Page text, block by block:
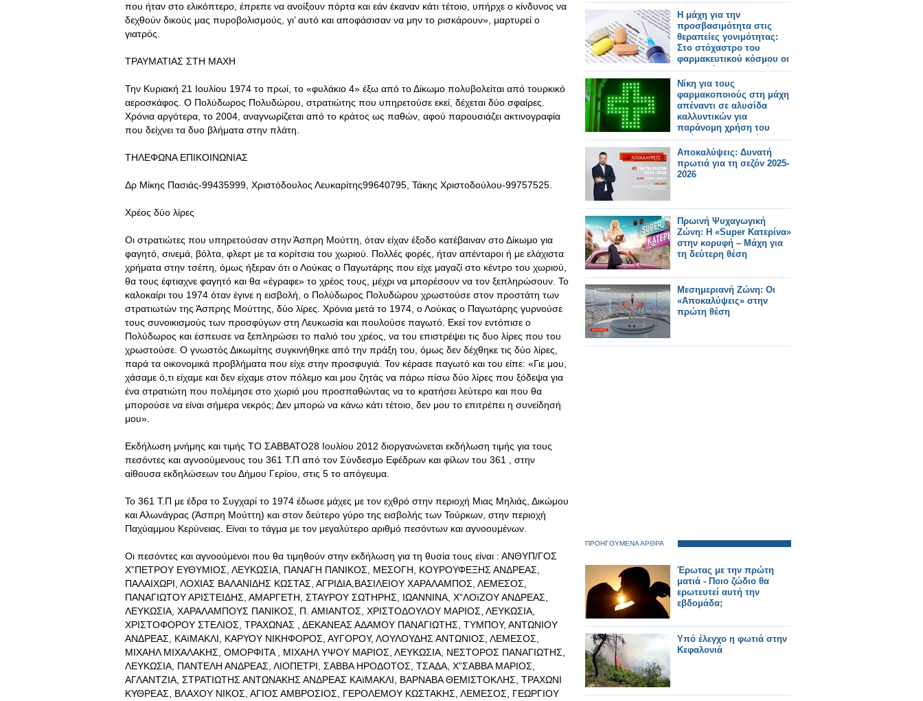
που ήταν στο ελικόπτερο, έπρεπε να ανοίξουν πόρτα και εάν έκαναν κάτι τέτοιο, υπήρχε ο κίνδυνος να
δεχθούν δικούς μας πυροβολισμούς, γι’ αυτό και αποφάσισαν να μην το ρισκάρουν», μαρτυρεί ο
γιατρός.
ΤΡΑΥΜΑΤΙΑΣ ΣΤΗ ΜΑΧΗ
Την Κυριακή 21 Ιουλίου 1974 το πρωί, το «φυλάκιο 4» έξω από το Δίκωμο πολυβολείται από τουρκικό
αεροσκάφος. Ο Πολύδωρος Πολυδώρου, στρατιώτης που υπηρετούσε εκεί, δέχεται δύο σφαίρες.
Χρόνια αργότερα, το 2004, αναγνωρίζεται από το κράτος ως παθών, αφού παρουσιάζει ακτινογραφία
που δείχνει τα δυο βλήματα στην πλάτη.
ΤΗΛΕΦΩΝΑ ΕΠΙΚΟΙΝΩΝΙΑΣ
Δρ Μίκης Πασιάς-99435999, Χριστόδουλος Λευκαρίτης99640795, Τάκης Χριστοδούλου-99757525.
Χρέος δύο λίρες
Οι στρατιώτες που υπηρετούσαν στην Άσπρη Μούττη, όταν είχαν έξοδο κατέβαιναν στο Δίκωμο για
φαγητό, σινεμά, βόλτα, φλερτ με τα κορίτσια του χωριού. Πολλές φορές, ήταν απένταροι ή με ελάχιστα
χρήματα στην τσέπη, όμως ήξεραν ότι ο Λούκας ο Παγωτάρης που είχε μαγαζί στο κέντρο του χωριού,
θα τους έφτιαχνε φαγητό και θα «έγραφε» το χρέος τους, μέχρι να μπορέσουν να τον ξεπληρώσουν. Το
καλοκαίρι του 1974 όταν έγινε η εισβολή, ο Πολύδωρος Πολυδώρου χρωστούσε στον προστάτη των
στρατιωτών της Άσπρης Μούττης, δύο λίρες. Χρόνια μετά το 1974, ο Λούκας ο Παγωτάρης γυρνούσε
τους συνοικισμούς των προσφύγων στη Λευκωσία και πουλούσε παγωτό. Εκεί τον εντόπισε ο
Πολύδωρος και έσπευσε να ξεπληρώσει το παλιό του χρέος, να του επιστρέψει τις δυο λίρες που του
χρωστούσε. Ο γνωστός Δικωμίτης συγκινήθηκε από την πράξη του, όμως δεν δέχθηκε τις δύο λίρες,
παρά τα οικονομικά προβλήματα που είχε στην προσφυγιά. Τον κέρασε παγωτό και του είπε: «Γιε μου,
χάσαμε ό,τι είχαμε και δεν είχαμε στον πόλεμο και μου ζητάς να πάρω πίσω δύο λίρες που ξόδεψα για
ένα στρατιώτη που πολέμησε στο χωριό μου προσπαθώντας να το κρατήσει λεύτερο και που θα
μπορούσε να είναι σήμερα νεκρός; Δεν μπορώ να κάνω κάτι τέτοιο, δεν μου το επιτρέπει η συνείδησή
μου».
Εκδήλωση μνήμης και τιμής ΤΟ ΣΑΒΒΑΤΟ28 Ιουλίου 2012 διοργανώνεται εκδήλωση τιμής για τους
πεσόντες και αγνοούμενους του 361 Τ.Π από τον Σύνδεσμο Εφέδρων και φίλων του 361 , στην
αίθουσα εκδηλώσεων του Δήμου Γερίου, στις 5 το απόγευμα.
Το 361 Τ.Π με έδρα το Συγχαρί το 1974 έδωσε μάχες με τον εχθρό στην περιοχή Μιας Μηλιάς, Δικώμου
και Αλωνάγρας (Άσπρη Μούττη) και στον δεύτερο γύρο της εισβολής των Τούρκων, στην περιοχή
Παχύαμμου Κερύνειας. Είναι το τάγμα με τον μεγαλύτερο αριθμό πεσόντων και αγνοουμένων.
Οι πεσόντες και αγνοούμενοι που θα τιμηθούν στην εκδήλωση για τη θυσία τους είναι : ΑΝΘΥΠ/ΓΟΣ
Χ”ΠΕΤΡΟΥ ΕΥΘΥΜΙΟΣ, ΛΕΥΚΩΣΙΑ, ΠΑΝΑΓΗ ΠΑΝΙΚΟΣ, ΜΕΣΟΓΗ, ΚΟΥΡΟΥΦΕΞΗΣ ΑΝΔΡΕΑΣ,
ΠΑΛΑΙΧΩΡΙ, ΛΟΧΙΑΣ ΒΑΛΑΝΙΔΗΣ ΚΩΣΤΑΣ, ΑΓΡΙΔΙΑ,ΒΑΣΙΛΕΙΟΥ ΧΑΡΑΛΑΜΠΟΣ, ΛΕΜΕΣΟΣ,
ΠΑΝΑΓΙΩΤΟΥ ΑΡΙΣΤΕΙΔΗΣ, ΑΜΑΡΓΕΤΗ, ΣΤΑΥΡΟΥ ΣΩΤΗΡΗΣ, ΙΩΑΝΝΙΝΑ, Χ”ΛΟïΖΟΥ ΑΝΔΡΕΑΣ,
ΛΕΥΚΩΣΙΑ, ΧΑΡΑΛΑΜΠΟΥΣ ΠΑΝΙΚΟΣ, Π. ΑΜΙΑΝΤΟΣ, ΧΡΙΣΤΟΔΟΥΛΟΥ ΜΑΡΙΟΣ, ΛΕΥΚΩΣΙΑ,
ΧΡΙΣΤΟΦΟΡΟΥ ΣΤΕΛΙΟΣ, ΤΡΑΧΩΝΑΣ , ΔΕΚΑΝΕΑΣ ΑΔΑΜΟΥ ΠΑΝΑΓΙΩΤΗΣ, ΤΥΜΠΟΥ, ΑΝΤΩΝΙΟΥ
ΑΝΔΡΕΑΣ, ΚΑïΜΑΚΛΙ, ΚΑΡΥΟΥ ΝΙΚΗΦΟΡΟΣ, ΑΥΓΟΡΟΥ, ΛΟΥΛΟΥΔΗΣ ΑΝΤΩΝΙΟΣ, ΛΕΜΕΣΟΣ,
ΜΙΧΑΗΛ ΜΙΧΑΛΑΚΗΣ, ΟΜΟΡΦΙΤΑ , ΜΙΧΑΗΛ ΥΨΟΥ ΜΑΡΙΟΣ, ΛΕΥΚΩΣΙΑ, ΝΕΣΤΟΡΟΣ ΠΑΝΑΓΙΩΤΗΣ,
ΛΕΥΚΩΣΙΑ, ΠΑΝΤΕΛΗ ΑΝΔΡΕΑΣ, ΛΙΟΠΕΤΡΙ, ΣΑΒΒΑ ΗΡΟΔΟΤΟΣ, ΤΣΑΔΑ, Χ”ΣΑΒΒΑ ΜΑΡΙΟΣ,
ΑΓΛΑΝΤΖΙΑ, ΣΤΡΑΤΙΩΤΗΣ ΑΝΤΩΝΑΚΗΣ ΑΝΔΡΕΑΣ ΚΑïΜΑΚΛΙ, ΒΑΡΝΑΒΑ ΘΕΜΙΣΤΟΚΛΗΣ, ΤΡΑΧΩΝΙ
ΚΥΘΡΕΑΣ, ΒΛΑΧΟΥ ΝΙΚΟΣ, ΑΓΙΟΣ ΑΜΒΡΟΣΙΟΣ, ΓΕΡΟΛΕΜΟΥ ΚΩΣΤΑΚΗΣ, ΛΕΜΕΣΟΣ, ΓΕΩΡΓΙΟΥ
Η μάχη για την
προσβασιμότητα στις
θεραπείες γονιμότητας:
Στο στόχαστρο του
φαρμακευτικού κόσμου οι
πρακτικές της εταιρείας
Merck
Νίκη για τους
φαρμακοποιούς στη μάχη
απέναντι σε αλυσίδα
καλλυντικών για
παράνομη χρήση του
πράσινου σταυρού
Αποκαλύψεις: Δυνατή
πρωτιά για τη σεζόν 2025-
2026
Πρωινή Ψυχαγωγική
Ζώνη: Η «Super Κατερίνα»
στην κορυφή – Μάχη για
τη δεύτερη θέση
Μεσημεριανή Ζώνη: Οι
«Αποκαλύψεις» στην
πρώτη θέση
ΠΡΟΗΓΟΥΜΕΝΑ ΑΡΘΡΑ
Έρωτας με την πρώτη
ματιά - Ποιο ζώδιο θα
ερωτευτεί αυτή την
εβδομάδα;
Υπό έλεγχο η φωτιά στην
Κεφαλονιά